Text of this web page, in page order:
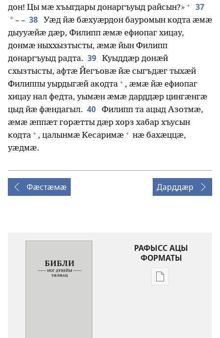
дон! Цы мӕ хъыгдары донаргъуыд райсын?» + 37
* – – 38
Уӕд йӕ бӕхуӕрдон бауромын кодта ӕмӕ
дыууӕйӕ дӕр, Филипп ӕмӕ ефиопаг хицау,
донмӕ ныххызтысты, ӕмӕ йын Филипп
донаргъуыд радта. 39
Куыддӕр донӕй
схызтысты, афтӕ Йегъовӕ йӕ сыгъдӕг тыхӕй
Филиппы уырдыгӕй акодта + , ӕмӕ йӕ ефиопаг
хицау нал федта, уымӕн ӕмӕ дарддӕр цингӕнгӕ
цыд йӕ фӕндагыл. 40
Филипп та ацыд Азотмӕ,
ӕмӕ ӕппӕт горӕтты дӕр хорз хабар хъусын
кодта + , цалынмӕ Кесаримӕ + нӕ бахӕццӕ,
уӕдмӕ.
Фӕстӕмӕ Дарддӕр
РАФЫСС АЦЫ
ФОРМАТЫ
Публикацитӕ